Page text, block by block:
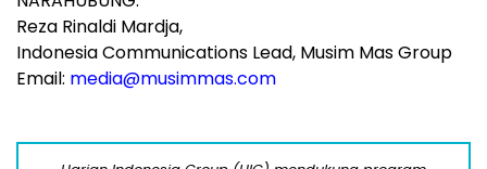
Reza Rinaldi Mardja,
Indonesia Communications Lead, Musim Mas Group
Email: media@musimmas.com